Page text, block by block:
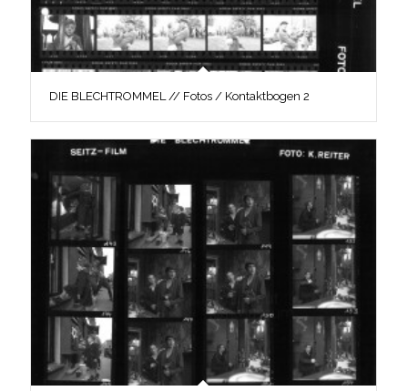
DIE BLECHTROMMEL // Fotos / Kontaktbogen 2